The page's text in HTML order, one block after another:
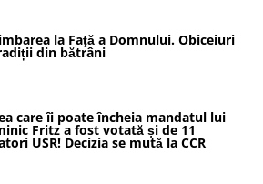
la Faţă a Domnului. Obiceiuri
din bătrâni
care îi poate încheia mandatul lui
Fritz a fost votată și de 11
USR! Decizia se mută la CCR